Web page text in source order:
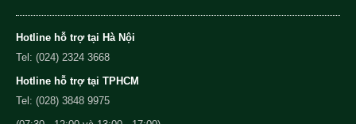
Hotline hỗ trợ tại Hà Nội
Tel: (024) 2324 3668
Hotline hỗ trợ tại TPHCM
Tel: (028) 3848 9975